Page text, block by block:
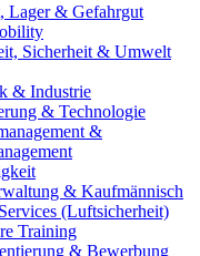
Lager & Gefahrgut
Sicherheit & Umwelt
& Industrie
& Technologie
&
& Kaufmännisch
(Luftsicherheit)
Training
& Bewerbung